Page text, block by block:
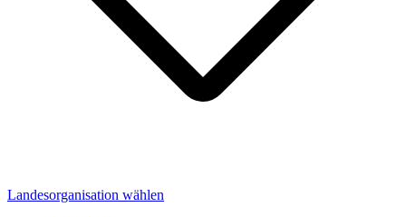
Landesorganisation wählen